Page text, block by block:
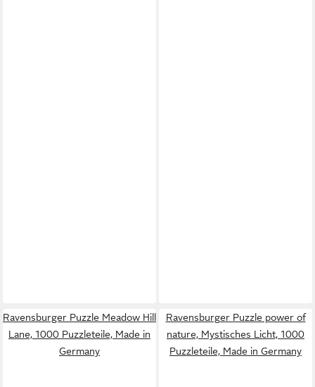
Ravensburger Puzzle Meadow Hill
Lane, 1000 Puzzleteile, Made in
Germany
Ravensburger Puzzle power of
nature, Mystisches Licht, 1000
Puzzleteile, Made in Germany